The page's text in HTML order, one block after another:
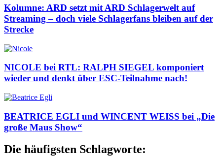
Kolumne: ARD setzt mit ARD Schlagerwelt auf
Streaming – doch viele Schlagerfans bleiben auf der
Strecke
NICOLE bei RTL: RALPH SIEGEL komponiert
wieder und denkt über ESC-Teilnahme nach!
BEATRICE EGLI und WINCENT WEISS bei „Die
große Maus Show“
Die häufigsten Schlagworte: